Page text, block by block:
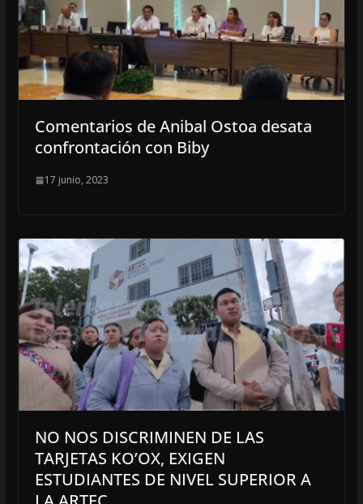
Comentarios de Anibal Ostoa desata
confrontación con Biby
17 junio, 2023
NO NOS DISCRIMINEN DE LAS
TARJETAS KO’OX, EXIGEN
ESTUDIANTES DE NIVEL SUPERIOR A